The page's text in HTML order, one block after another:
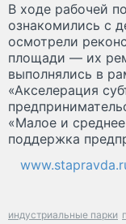
В ходе рабочей
ознакомились с
осмотрели
площади — их
выполнялись в
«Акселерация
«Малое и
поддержка
индустриальные парки